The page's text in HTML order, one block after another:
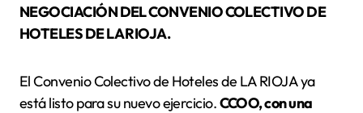
NEGOCIACIÓN DEL CONVENIO COLECTIVO DE
HOTELES DE LA RIOJA.
El Convenio Colectivo de Hoteles de LA RIOJA ya
está listo para su nuevo ejercicio.CCOO, con una